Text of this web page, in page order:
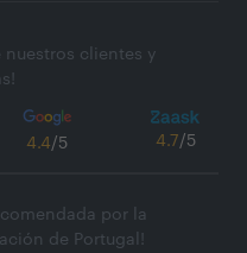
nuestros clientes y
4.4/5 4.7/5
por la
de Portugal!